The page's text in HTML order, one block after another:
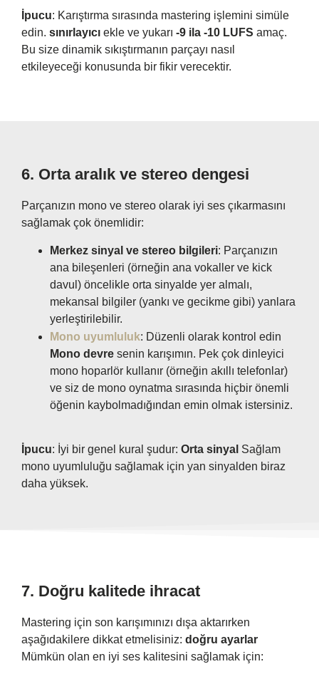
İpucu: Karıştırma sırasında mastering işlemini simüle
edin. sınırlayıcı ekle ve yukarı -9 ila -10 LUFS amaç.
Bu size dinamik sıkıştırmanın parçayı nasıl
etkileyeceği konusunda bir fikir verecektir.
6. Orta aralık ve stereo dengesi
Parçanızın mono ve stereo olarak iyi ses çıkarmasını
sağlamak çok önemlidir:
Merkez sinyal ve stereo bilgileri: Parçanızın
ana bileşenleri (örneğin ana vokaller ve kick
davul) öncelikle orta sinyalde yer almalı,
mekansal bilgiler (yankı ve gecikme gibi) yanlara
yerleştirilebilir.
Mono uyumluluk: Düzenli olarak kontrol edin
Mono devre senin karışımın. Pek çok dinleyici
mono hoparlör kullanır (örneğin akıllı telefonlar)
ve siz de mono oynatma sırasında hiçbir önemli
öğenin kaybolmadığından emin olmak istersiniz.
İpucu: İyi bir genel kural şudur: Orta sinyal Sağlam
mono uyumluluğu sağlamak için yan sinyalden biraz
daha yüksek.
7. Doğru kalitede ihracat
Mastering için son karışımınızı dışa aktarırken
aşağıdakilere dikkat etmelisiniz: doğru ayarlar
Mümkün olan en iyi ses kalitesini sağlamak için: